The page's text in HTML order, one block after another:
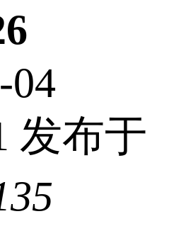
04
发布于